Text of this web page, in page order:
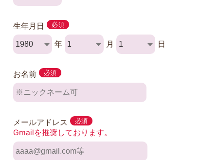
生年月日 必須
年 月 日
お名前 必須
メールアドレス 必須
Gmailを推奨しております。